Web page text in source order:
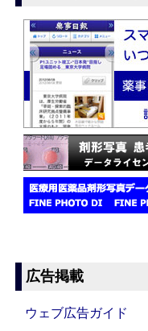
広告掲載
ウェブ広告ガイド